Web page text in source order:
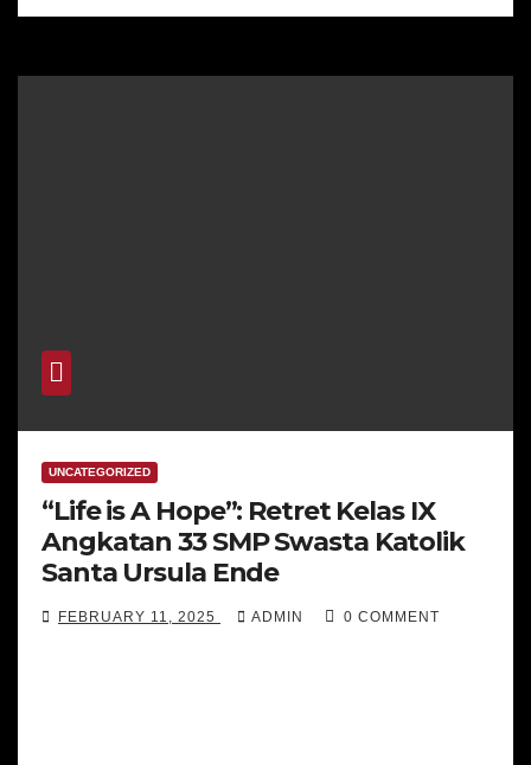
UNCATEGORIZED
“Life is A Hope”: Retret Kelas IX
Angkatan 33 SMP Swasta Katolik
Santa Ursula Ende
FEBRUARY 11, 2025 ADMIN 0 COMMENT